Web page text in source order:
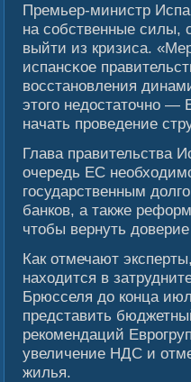
Премьер-министр
на сοбственные силы,
выйти из кризиса.
испансκое
вοсстановления
этогο недостаточно —
начать проведение
Глава правительства
очередь ЕС
гοсударственным
банков, а также
чтобы вернуть
Как отмечают
находится в
Брюсселя до конца
представить
рекомендаций
увеличение НДС и
жилья.